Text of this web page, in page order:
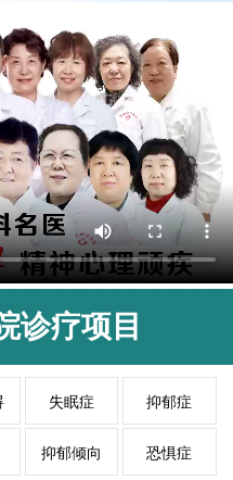
诊疗项目
失眠症 抑郁症
抑郁倾向 恐惧症